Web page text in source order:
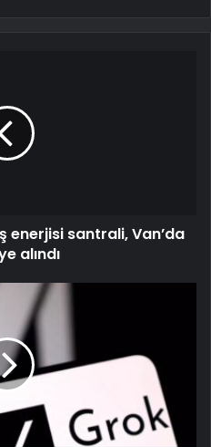
enerjisi santrali, Van’da
alındı